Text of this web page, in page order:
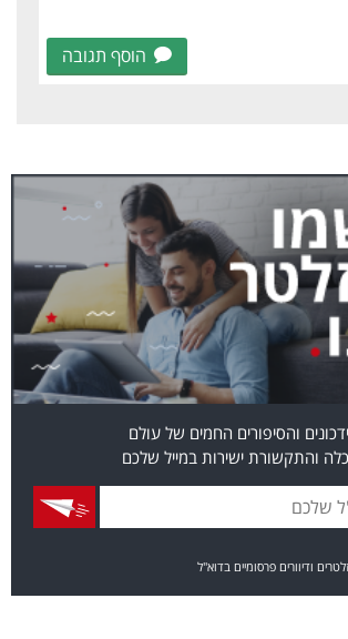
הוסף תגובה
והסיפורים החמים של עולם
והתקשורת ישירות במייל שלכם
ודיוורים פרסומיים בדוא"ל